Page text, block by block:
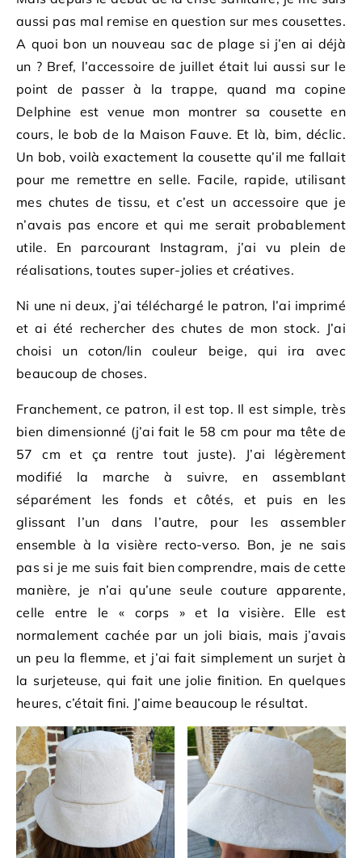
aussi pas mal remise en question sur mes cousettes.
A quoi bon un nouveau sac de plage si j’en ai déjà
un ? Bref, l’accessoire de juillet était lui aussi sur le
point de passer à la trappe, quand ma copine
Delphine est venue mon montrer sa cousette en
cours, le bob de la Maison Fauve. Et là, bim, déclic.
Un bob, voilà exactement la cousette qu’il me fallait
pour me remettre en selle. Facile, rapide, utilisant
mes chutes de tissu, et c’est un accessoire que je
n’avais pas encore et qui me serait probablement
utile. En parcourant Instagram, j’ai vu plein de
réalisations, toutes super-jolies et créatives.
Ni une ni deux, j’ai téléchargé le patron, l’ai imprimé
et ai été rechercher des chutes de mon stock. J’ai
choisi un coton/lin couleur beige, qui ira avec
beaucoup de choses.
Franchement, ce patron, il est top. Il est simple, très
bien dimensionné (j’ai fait le 58 cm pour ma tête de
57 cm et ça rentre tout juste). J’ai légèrement
modifié la marche à suivre, en assemblant
séparément les fonds et côtés, et puis en les
glissant l’un dans l’autre, pour les assembler
ensemble à la visière recto-verso. Bon, je ne sais
pas si je me suis fait bien comprendre, mais de cette
manière, je n’ai qu’une seule couture apparente,
celle entre le « corps » et la visière. Elle est
normalement cachée par un joli biais, mais j’avais
un peu la flemme, et j’ai fait simplement un surjet à
la surjeteuse, qui fait une jolie finition. En quelques
heures, c’était fini. J’aime beaucoup le résultat.